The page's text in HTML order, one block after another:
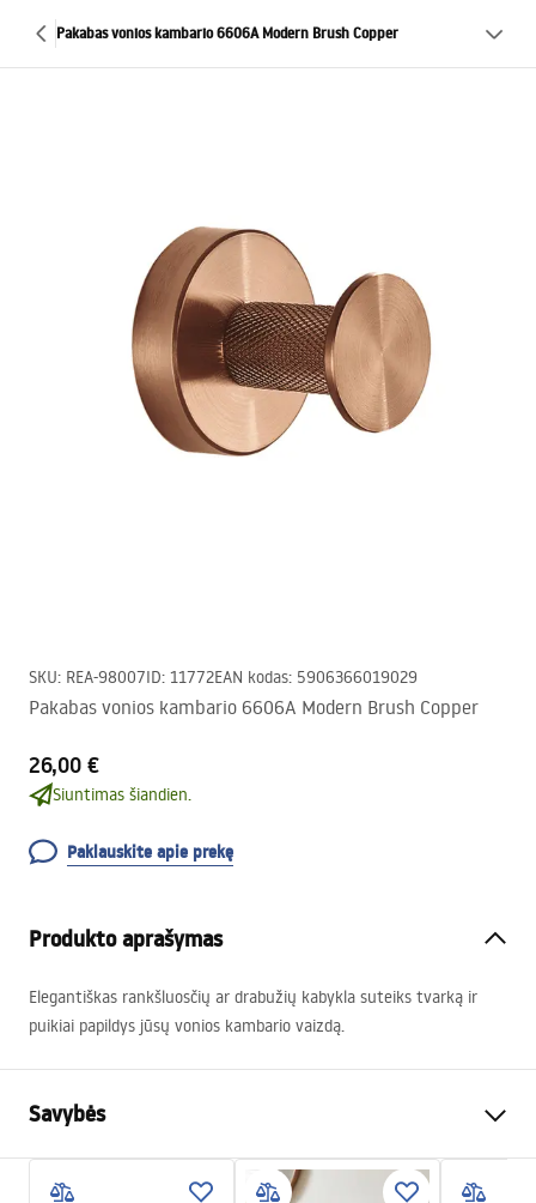
Pakabas vonios kambario 6606A Modern Brush Copper
SKU: REA-98007ID: 11772EAN kodas: 5906366019029
Pakabas vonios kambario 6606A Modern Brush Copper
26,00 €
Siuntimas šiandien.
Paklauskite apie prekę
Produkto aprašymas
Elegantiškas rankšluosčių ar drabužių kabykla suteiks tvarką ir
puikiai papildys jūsų vonios kambario vaizdą.
Savybės
Šlifuotas varis